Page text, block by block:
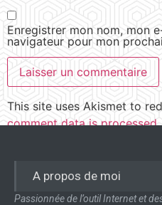
Enregistrer mon nom, mon
navigateur pour mon
This site uses Akismet to
comment data is processed.
A propos de moi
Passionnée de l’outil Internet et